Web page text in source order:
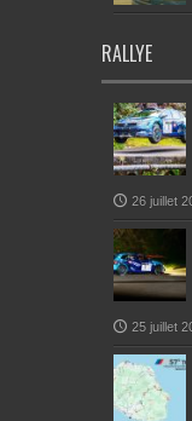
RALLYE
26 juillet
25 juillet